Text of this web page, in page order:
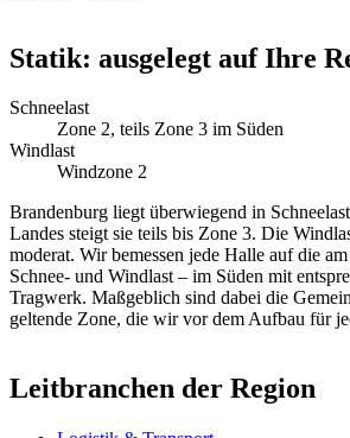
Statik: ausgelegt auf Ihre
Schneelast
Zone 2, teils Zone 3 im Süden
Windlast
Windzone 2
Brandenburg liegt überwiegend in
Landes steigt sie teils bis Zone 3. Die
moderat. Wir bemessen jede Halle auf die
Schnee- und Windlast – im Süden mit
Tragwerk. Maßgeblich sind dabei die
geltende Zone, die wir vor dem Aufbau für
Leitbranchen der Region